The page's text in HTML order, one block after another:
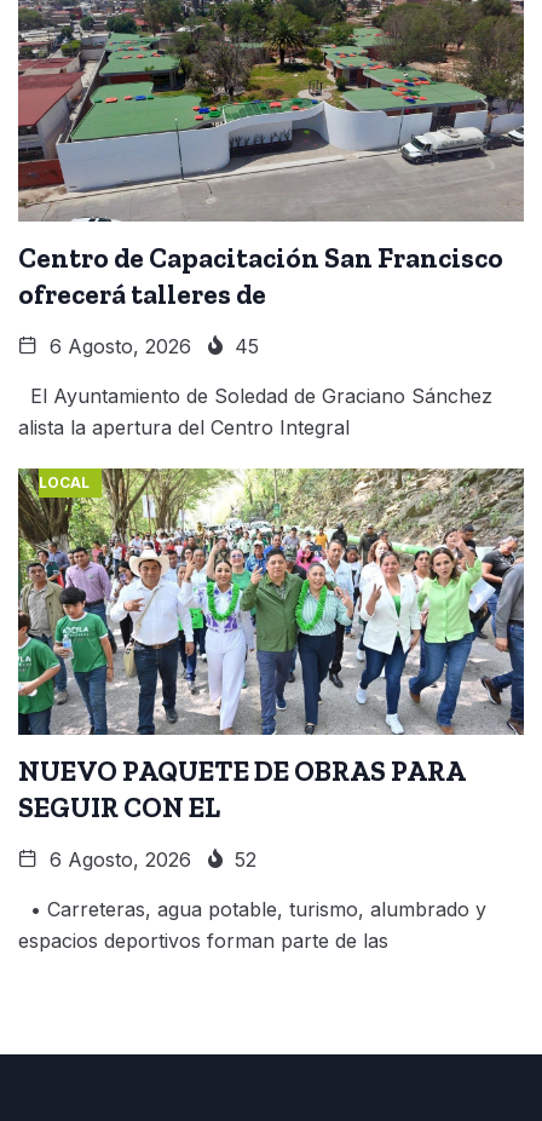
Centro de Capacitación San Francisco
ofrecerá talleres de
6 Agosto, 2026 45
El Ayuntamiento de Soledad de Graciano Sánchez
alista la apertura del Centro Integral
LOCAL
NUEVO PAQUETE DE OBRAS PARA
SEGUIR CON EL
6 Agosto, 2026 52
• Carreteras, agua potable, turismo, alumbrado y
espacios deportivos forman parte de las